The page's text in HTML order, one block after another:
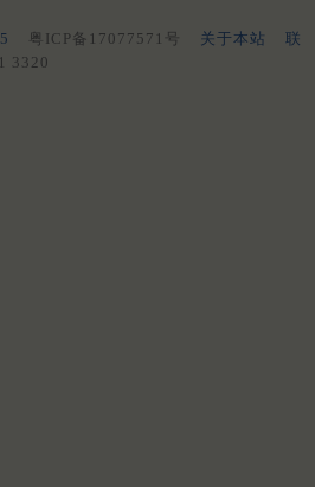
粤ICP备17077571号 关于本站
联
3320